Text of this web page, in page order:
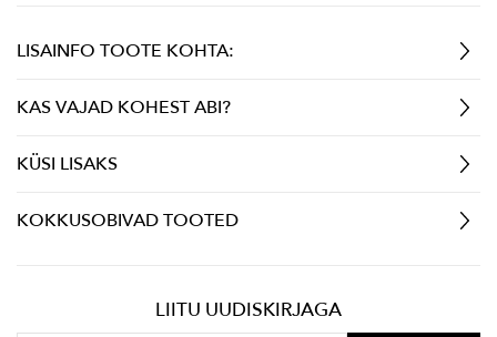
LISAINFO TOOTE KOHTA:
KAS VAJAD KOHEST ABI?
KÜSI LISAKS
KOKKUSOBIVAD TOOTED
LIITU UUDISKIRJAGA